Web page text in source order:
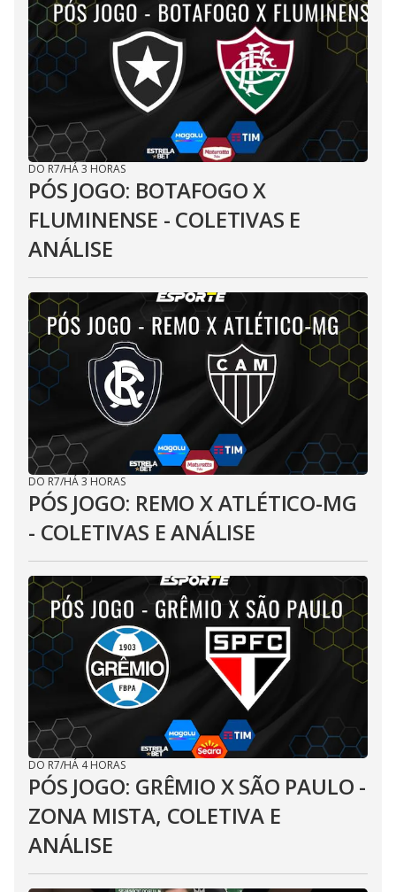
DO R7/HÁ 3 HORAS
PÓS JOGO: BOTAFOGO X
FLUMINENSE - COLETIVAS E
ANÁLISE
DO R7/HÁ 3 HORAS
PÓS JOGO: REMO X ATLÉTICO-MG
- COLETIVAS E ANÁLISE
DO R7/HÁ 4 HORAS
PÓS JOGO: GRÊMIO X SÃO PAULO -
ZONA MISTA, COLETIVA E
ANÁLISE